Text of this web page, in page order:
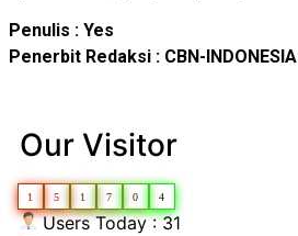
Penulis : Yes
Penerbit Redaksi : CBN-INDONESIA
Our Visitor
1 5 1 7 0 4
Users Today : 31